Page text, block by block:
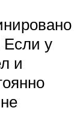
Если у
и